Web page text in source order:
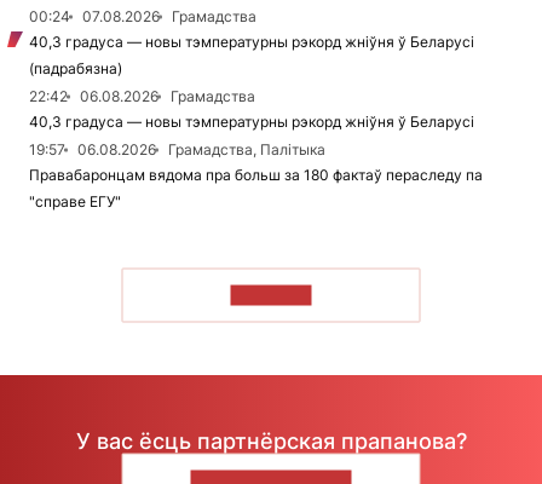
00:24
07.08.2026
Грамадства
40,3 градуса — новы тэмпературны рэкорд жніўня ў Беларусі
(падрабязна)
22:42
06.08.2026
Грамадства
40,3 градуса — новы тэмпературны рэкорд жніўня ў Беларусі
19:57
06.08.2026
Грамадства, Палітыка
Правабаронцам вядома пра больш за 180 фактаў пераследу па
"справе ЕГУ"
У вас ёсць партнёрская прапанова?